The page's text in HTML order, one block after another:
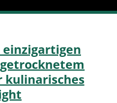
einzigartigen
kulinarisches